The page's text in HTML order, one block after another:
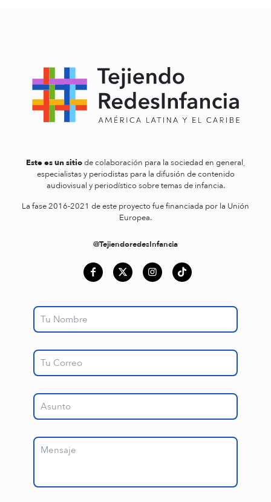
Este es un sitiode colaboración para la sociedad en general,
especialistas y periodistas para la difusión de contenido
audiovisual y periodístico sobre temas de infancia.
La fase 2016-2021 de este proyecto fue financiada por la Unión
Europea.
@TejiendoredesInfancia